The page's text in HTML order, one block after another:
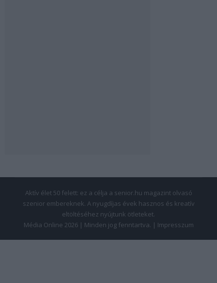
Aktív élet 50 felett: ez a célja a senior.hu magazint olvasó
szenior embereknek. A nyugdíjas évek hasznos és kreatív
eltöltéséhez nyújtunk ötleteket.
Média Online 2026 | Minden jog fenntartva. | Impresszum